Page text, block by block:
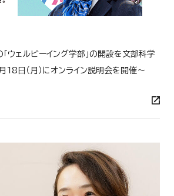
ウェルビーイング学部」の開設を文部科学
18日（月）にオンライン説明会を開催～